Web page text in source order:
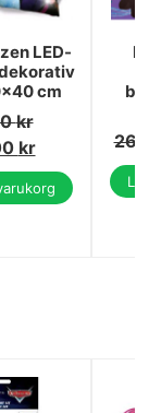
LED-
cm
kr
kr